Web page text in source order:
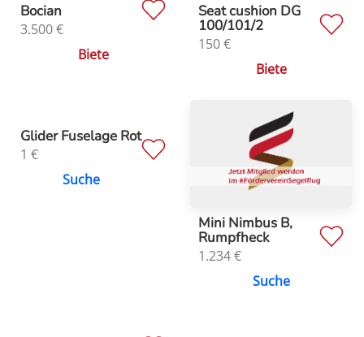
Bocian
3.500€
Biete
Seat cushion DG
100/101/2
150€
Biete
Glider Fuselage Rot
1 €
Suche
Mini Nimbus B,
Rumpfheck
1.234€
Suche